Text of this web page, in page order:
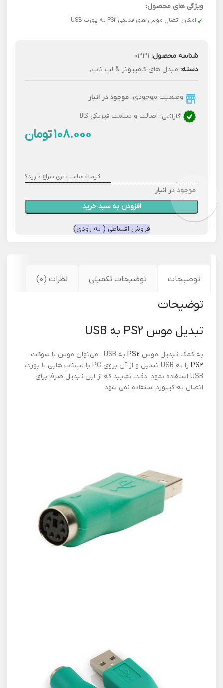
ویژگی های محصول:
امکان اتصال موس های قدیمی PS2 به پورت USB
شناسه محصول: 0331
دسته: مبدل های کامپیوتر & لپ تاپ,
وضعیت موجودی: موجود در انبار
گارانتی: اصالت و سلامت فیزیکی کالا
تومان
قیمت مناسب تری سراغ دارید؟
موجود در انبار
افزودن به سبد خرید
فروش اقساطی ( به زودی)
توضیحات توضیحات تکمیلی نظرات (0)
توضیحات
تبدیل موس PS2 به USB
به کمک تبدیل موس PS2 به USB ، می‌توان موس با سوکت
PS2
را به USB تبدیل و از آن بروی PC یا لپ‌تاپ هایی با پورت
USB استفاده نمود. دقت نمایید که از این تبدیل صرفا برای
اتصال به کیبورد استفاده نمی شود.